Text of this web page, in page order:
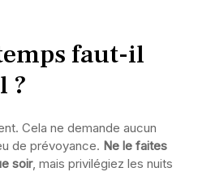
faut-il
?
Cela ne demande aucun
de prévoyance. Ne le faites
soir, mais privilégiez les nuits